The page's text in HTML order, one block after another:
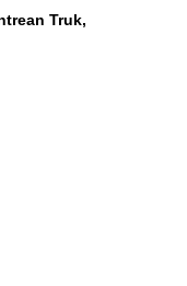
Truk,